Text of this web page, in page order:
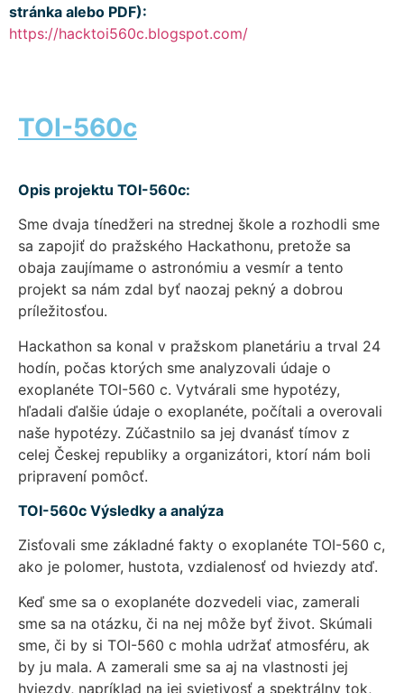
stránka alebo PDF):
https://hacktoi560c.blogspot.com/
TOI-560c
Opis projektu TOI-560c:
Sme dvaja tínedžeri na strednej škole a rozhodli sme
sa zapojiť do pražského Hackathonu, pretože sa
obaja zaujímame o astronómiu a vesmír a tento
projekt sa nám zdal byť naozaj pekný a dobrou
príležitosťou.
Hackathon sa konal v pražskom planetáriu a trval 24
hodín, počas ktorých sme analyzovali údaje o
exoplanéte TOI-560 c. Vytvárali sme hypotézy,
hľadali ďalšie údaje o exoplanéte, počítali a overovali
naše hypotézy. Zúčastnilo sa jej dvanásť tímov z
celej Českej republiky a organizátori, ktorí nám boli
pripravení pomôcť.
TOI-560c Výsledky a analýza
Zisťovali sme základné fakty o exoplanéte TOI-560 c,
ako je polomer, hustota, vzdialenosť od hviezdy atď.
Keď sme sa o exoplanéte dozvedeli viac, zamerali
sme sa na otázku, či na nej môže byť život. Skúmali
sme, či by si TOI-560 c mohla udržať atmosféru, ak
by ju mala. A zamerali sme sa aj na vlastnosti jej
hviezdy, napríklad na jej svietivosť a spektrálny tok,